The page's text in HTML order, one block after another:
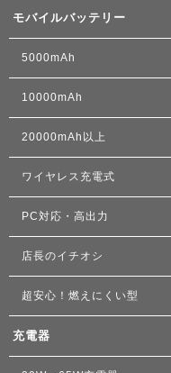
モバイルバッテリー
5000mAh
10000mAh
20000mAh以上
ワイヤレス充電式
PC対応・高出力
店長のイチオシ
超安心！燃えにくい型
充電器